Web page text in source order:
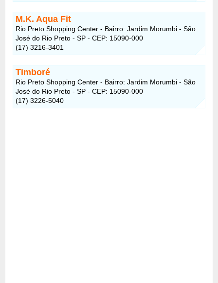
M.K. Aqua Fit
Rio Preto Shopping Center - Bairro: Jardim Morumbi - São
José do Rio Preto - SP - CEP: 15090-000
(17) 3216-3401
Timboré
Rio Preto Shopping Center - Bairro: Jardim Morumbi - São
José do Rio Preto - SP - CEP: 15090-000
(17) 3226-5040